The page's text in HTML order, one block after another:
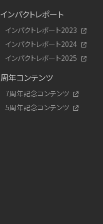
インパクトレポート
インパクトレポート2023
インパクトレポート2024
インパクトレポート2025
周年コンテンツ
7周年記念コンテンツ
5周年記念コンテンツ